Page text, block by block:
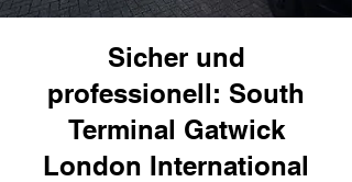
Sicher und
professionell: South
Terminal Gatwick
London International